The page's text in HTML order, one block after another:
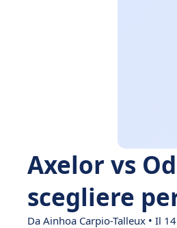
Axelor vs
scegliere
Da Ainhoa Carpio-Talleux • Il